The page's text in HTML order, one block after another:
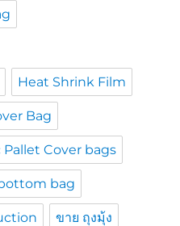
Heat Shrink Film
Bag
Pallet Cover bags
bag
ขาย ถุงมุ้ง